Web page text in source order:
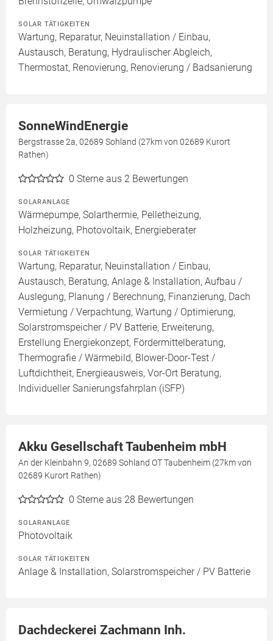
SOLAR TÄTIGKEITEN
Wartung, Reparatur, Neuinstallation / Einbau,
Austausch, Beratung, Hydraulischer Abgleich,
Thermostat, Renovierung, Renovierung / Badsanierung
SonneWindEnergie
Bergstrasse 2a, 02689 Sohland (27km von 02689 Kurort
Rathen)
0 Sterne aus 2 Bewertungen
SOLARANLAGE
Wärmepumpe, Solarthermie, Pelletheizung,
Holzheizung, Photovoltaik, Energieberater
SOLAR TÄTIGKEITEN
Wartung, Reparatur, Neuinstallation / Einbau,
Austausch, Beratung, Anlage & Installation, Aufbau /
Auslegung, Planung / Berechnung, Finanzierung, Dach
Vermietung / Verpachtung, Wartung / Optimierung,
Solarstromspeicher / PV Batterie, Erweiterung,
Erstellung Energiekonzept, Fördermittelberatung,
Thermografie / Wärmebild, Blower-Door-Test /
Luftdichtheit, Energieausweis, Vor-Ort Beratung,
Individueller Sanierungsfahrplan (iSFP)
Akku Gesellschaft Taubenheim mbH
An der Kleinbahn 9, 02689 Sohland OT Taubenheim (27km von
02689 Kurort Rathen)
0 Sterne aus 28 Bewertungen
SOLARANLAGE
Photovoltaik
SOLAR TÄTIGKEITEN
Anlage & Installation, Solarstromspeicher / PV Batterie
Dachdeckerei Zachmann Inh.